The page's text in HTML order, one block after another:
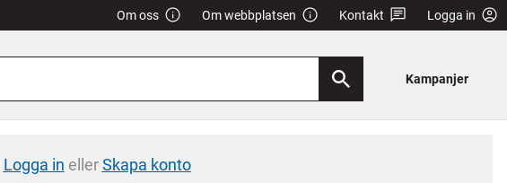
Om oss Om webbplatsen Kontakt Logga in
Kampanjer
Logga in ellerSkapa konto